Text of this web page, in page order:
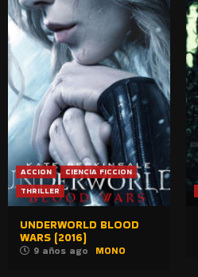
ACCION
CIENCIA FICCION
THRILLER
UNDERWORLD BLOOD
WARS (2016)
9 años ago MONO